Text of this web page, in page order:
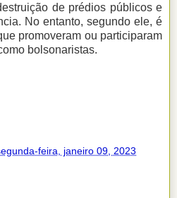
de prédios públicos e
No entanto, segundo ele, é
promoveram ou participaram
bolsonaristas.
feira, janeiro 09, 2023